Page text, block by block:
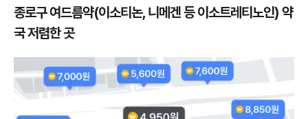
종로구 여드름약(이소티논, 니메겐 등 이소트레티노인) 약
국 저렴한 곳